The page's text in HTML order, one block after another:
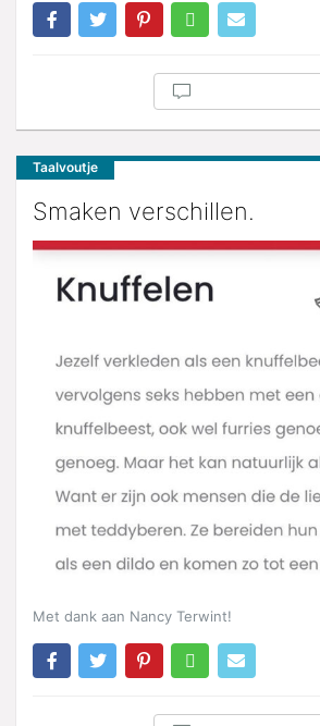
Taalvoutje
Smaken verschillen.
Met dank aan Nancy Terwint!